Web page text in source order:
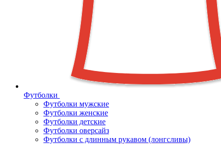
Футболки
Футболки мужские
Футболки женские
Футболки детские
Футболки оверсайз
Футболки с длинным рукавом (лонгсливы)